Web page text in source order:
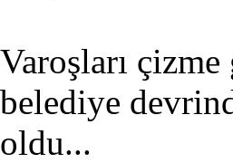
Varoşları
belediye
oldu...